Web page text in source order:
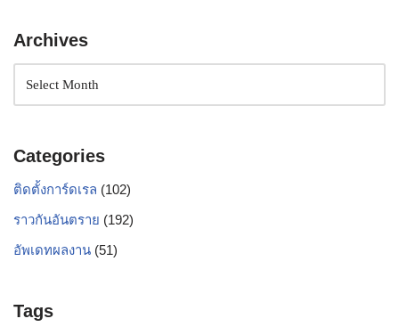
Archives
Categories
ติดตั้งการ์ดเรล (102)
ราวกันอันตราย (192)
อัพเดทผลงาน (51)
Tags